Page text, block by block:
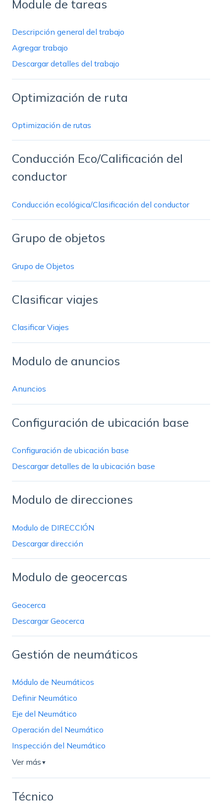
Module de tareas
Descripción general del trabajo
Agregar trabajo
Descargar detalles del trabajo
Optimización de ruta
Optimización de rutas
Conducción Eco/Calificación del
conductor
Conducción ecológica/Clasificación del conductor
Grupo de objetos
Grupo de Objetos
Clasificar viajes
Clasificar Viajes
Modulo de anuncios
Anuncios
Configuración de ubicación base
Configuración de ubicación base
Descargar detalles de la ubicación base
Modulo de direcciones
Modulo de DIRECCIÓN
Descargar dirección
Modulo de geocercas
Geocerca
Descargar Geocerca
Gestión de neumáticos
Módulo de Neumáticos
Definir Neumático
Eje del Neumático
Operación del Neumático
Inspección del Neumático
Ver más ▼
Técnico